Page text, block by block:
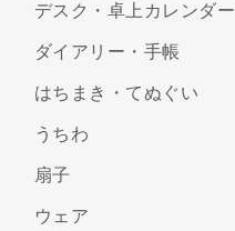
デスク・卓上カレンダー
ダイアリー・手帳
はちまき・てぬぐい
うちわ
扇子
ウェア